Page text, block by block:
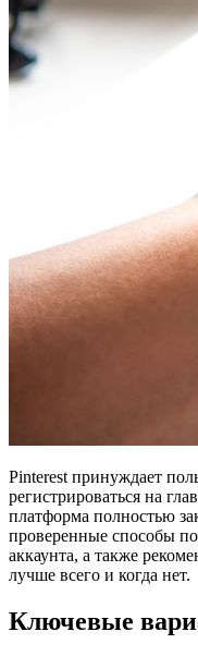
Pinterest принуждает
регистрироваться на
платформа полностью
проверенные способы
аккаунта, а также
лучше всего и когда нет.
Ключевые